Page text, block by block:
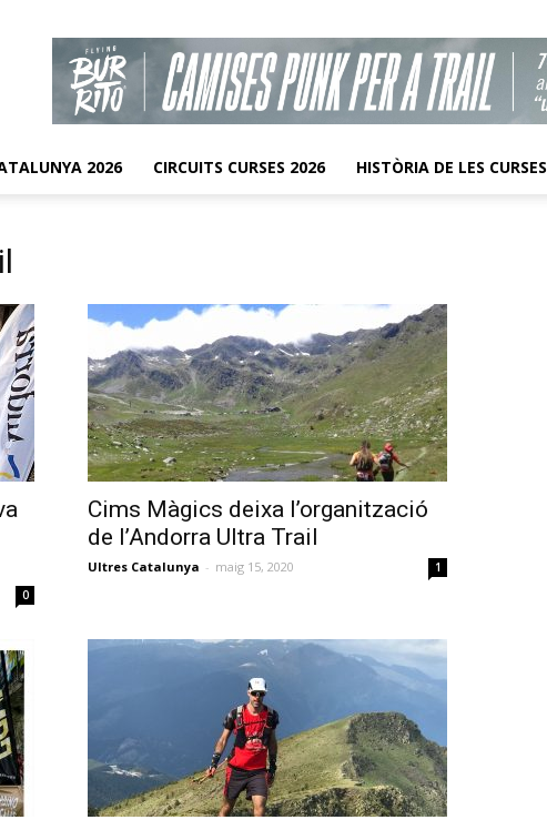
2026 CIRCUITS CURSES 2026 HISTÒRIA DE LES CURSES
0
Cims Màgics deixa l’organització
de l’Andorra Ultra Trail
Ultres Catalunya - maig 15, 2020 1